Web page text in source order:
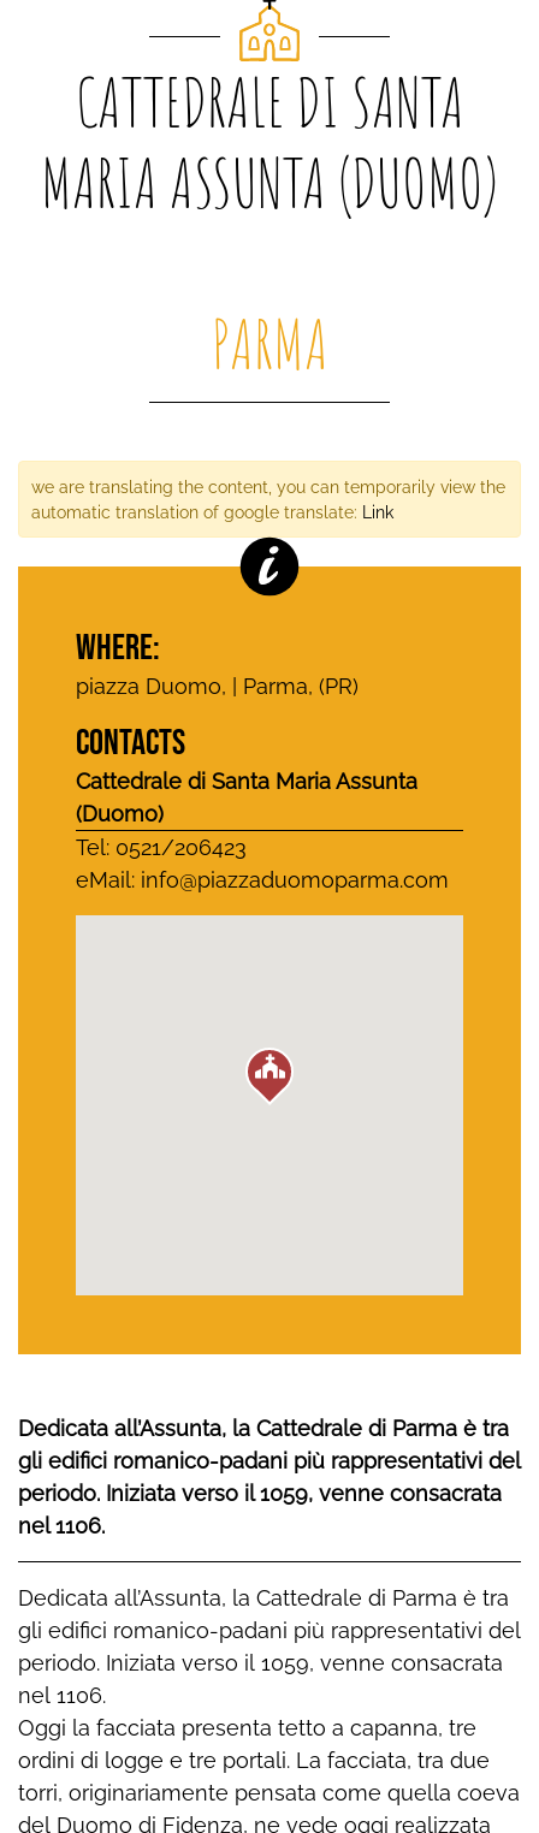
CATTEDRALE DI SANTA
MARIA ASSUNTA (DUOMO)
PARMA
we are translating the content, you can temporarily view the
automatic translation of google translate: Link
WHERE:
piazza Duomo, | Parma, (PR)
CONTACTS
Cattedrale di Santa Maria Assunta
(Duomo)
Tel: 0521/206423
eMail: info@piazzaduomoparma.com
Dedicata all’Assunta, la Cattedrale di Parma è tra
gli edifici romanico-padani più rappresentativi del
periodo. Iniziata verso il 1059, venne consacrata
nel 1106.
Dedicata all’Assunta, la Cattedrale di Parma è tra
gli edifici romanico-padani più rappresentativi del
periodo. Iniziata verso il 1059, venne consacrata
nel 1106.
Oggi la facciata presenta tetto a capanna, tre
ordini di logge e tre portali. La facciata, tra due
torri, originariamente pensata come quella coeva
del Duomo di Fidenza, ne vede oggi realizzata